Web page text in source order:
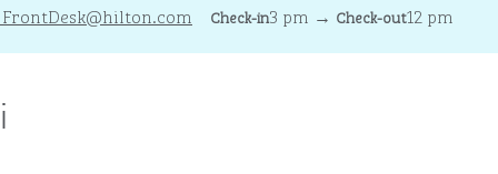
@hilton.com Check-in3 pm → Check-out12 pm